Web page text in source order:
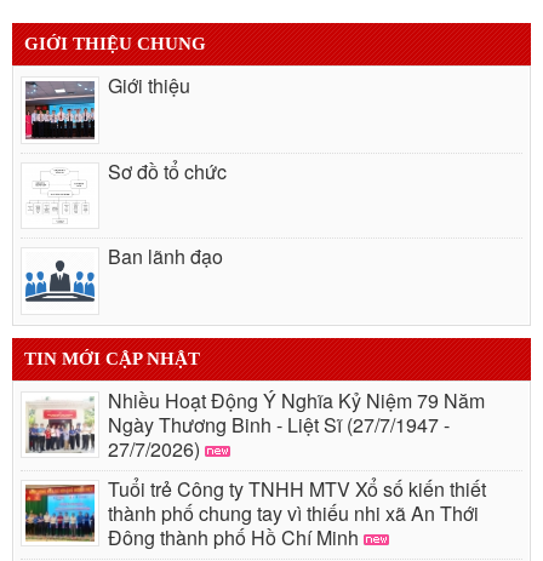
GIỚI THIỆU CHUNG
Giới thiệu
Sơ đồ tổ chức
Ban lãnh đạo
TIN MỚI CẬP NHẬT
Nhiều Hoạt Động Ý Nghĩa Kỷ Niệm 79 Năm
Ngày Thương Binh - Liệt Sĩ (27/7/1947 -
27/7/2026)
Tuổi trẻ Công ty TNHH MTV Xổ số kiến thiết
thành phố chung tay vì thiếu nhi xã An Thới
Đông thành phố Hồ Chí Minh